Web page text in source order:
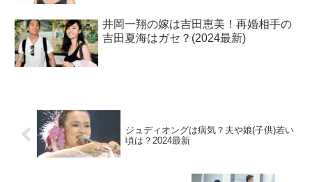
井岡一翔の嫁は吉田恵美！再婚相手の
吉田夏海はガセ？(2024最新)
ジュディオングは病気？夫や娘(子供)若い
頃は？2024最新